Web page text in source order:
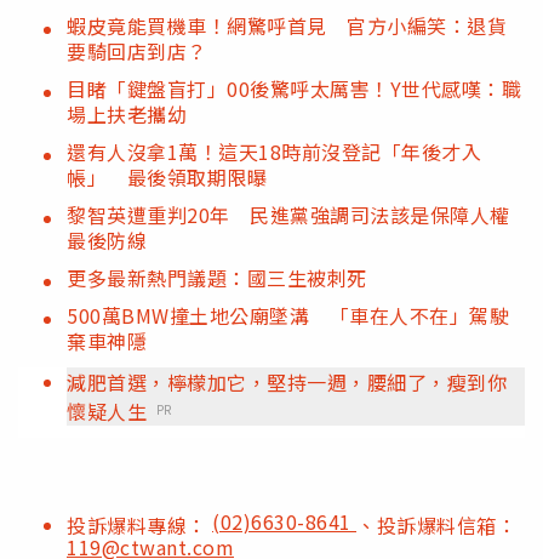
蝦皮竟能買機車！網驚呼首見 官方小編笑：退貨
要騎回店到店？
目睹「鍵盤盲打」00後驚呼太厲害！Y世代感嘆：職
場上扶老攜幼
還有人沒拿1萬！這天18時前沒登記「年後才入
帳」 最後領取期限曝
黎智英遭重判20年 民進黨強調司法該是保障人權
最後防線
更多最新熱門議題：國三生被刺死
500萬BMW撞土地公廟墜溝 「車在人不在」駕駛
棄車神隱
減肥首選，檸檬加它，堅持一週，腰細了，瘦到你
懷疑人生
PR
投訴爆料專線： (02)6630-8641 、投訴爆料信箱：
119@ctwant.com